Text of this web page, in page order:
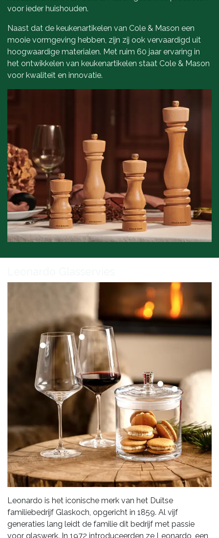
voor ieder huishouden.
Naast dat de keukenartikelen van Cole & Mason een
mooie vormgeving hebben, zijn zij ook vervaardigd uit
hoogwaardige materialen. Met ruim 60 jaar ervaring in
het ontwikkelen van keukenartikelen staat Cole & Mason
voor kwaliteit en innovatie.
Leonardo is het iconische merk van het Duitse
familiebedrijf Glaskoch, opgericht in 1859. Al vijf
generaties lang leidt de familie dit bedrijf met passie
voor glaswerk. In 1972 introduceerden ze Leonardo, een